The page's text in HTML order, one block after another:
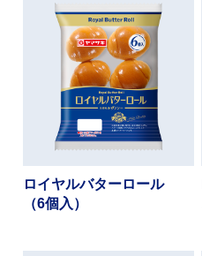
ロイヤルバターロール
（6個入）